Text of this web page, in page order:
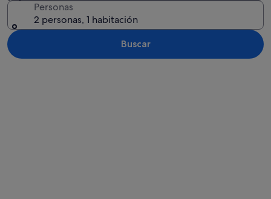
Personas
2 personas, 1 habitación
Buscar